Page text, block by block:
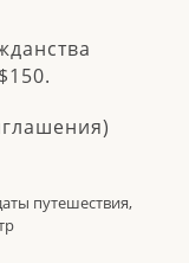
путешествия,